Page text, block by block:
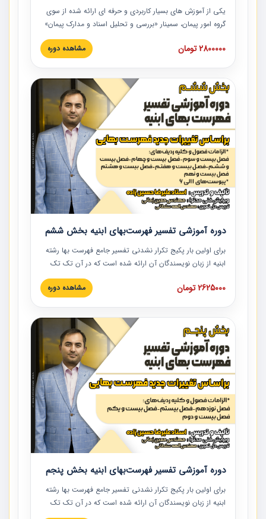
یکی از آموزش‏‏‏‏‏‏ های بسیار کاربردی و حرفه‏ ای ارائه شده از سوی
گروه امور پیمان، سمینار «بررسی و تحلیل اسناد و مدارک پیمان»
است که در دانشگاه صنعتی شریف ارائه شد. در این آموزش
نکات کلیدی مربوط به اسناد و مدارک پیمان، اولویت بندی اسناد
پیمان به همراه تجربیات عملی در این خصوص ارائه شده است.
2800000 تومان مشاهده دوره
دوره آموزشی تفسیر فهرست‌بهای ابنیه بخش ششم
برای اولین بار پکیج تکرار نشدنی تفسیر جامع فهرست بها رشته
ابنیه از زبان نویسندگان آن ارائه شده است که در آن تک تک
ردیف ها و مطالب فهرست بها تفسیر و ارائه شده است. این
دوره به صورت کامل تصویری بوده و به همراه تصاویر عملیات
دوره با کلام مهندس علیرضاحسین‌زاده مدیر پروژه مهندسی
مشاور در امر بازنگری فهرست بها رشته ابنیه ارائه شده و به تمام
همکارانی که در حوزه صنعت ساخت در حال فعالیت هستند حتما
توصیه می کنیم از مطالب این دوره استفاده نمایند.
2625000 تومان مشاهده دوره
دوره آموزشی تفسیر فهرست‌بهای ابنیه بخش پنجم
برای اولین بار پکیج تکرار نشدنی تفسیر جامع فهرست بها رشته
ابنیه از زبان نویسندگان آن ارائه شده است که در آن تک تک
ردیف ها و مطالب فهرست بها تفسیر و ارائه شده است. این